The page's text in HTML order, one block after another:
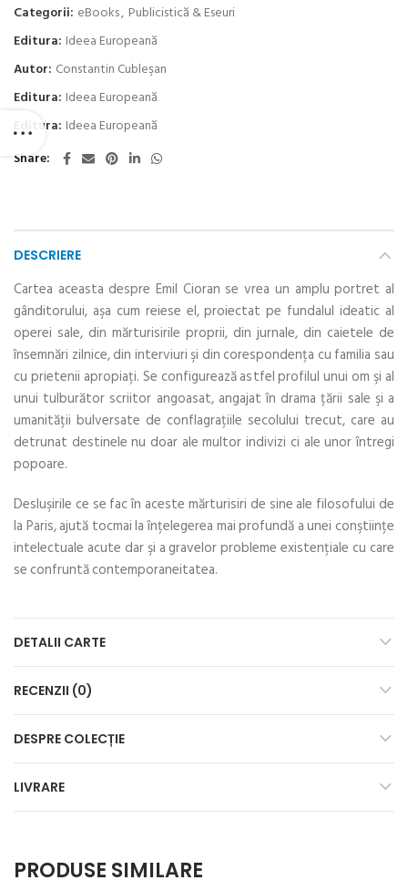
Categorii: eBooks, Publicistică & Eseuri
Editura: Ideea Europeană
Autor: Constantin Cubleşan
Editura: Ideea Europeană
Editura: Ideea Europeană
Share
DESCRIERE
Cartea aceasta despre Emil Cioran se vrea un amplu portret al
gânditorului, aşa cum reiese el, proiectat pe fundalul ideatic al
operei sale, din mărturisirile proprii, din jurnale, din caietele de
însemnări zilnice, din interviuri şi din corespondenţa cu familia sau
cu prietenii apropiaţi. Se configurează astfel profilul unui om şi al
unui tulburător scriitor angoasat, angajat în drama ţării sale şi a
umanităţii bulversate de conflagraţiile secolului trecut, care au
detrunat destinele nu doar ale multor indivizi ci ale unor întregi
popoare.
Desluşirile ce se fac în aceste mărturisiri de sine ale filosofului de
la Paris, ajută tocmai la înţelegerea mai profundă a unei conştiinţe
intelectuale acute dar şi a gravelor probleme existenţiale cu care
se confruntă contemporaneitatea.
DETALII CARTE
RECENZII (0)
DESPRE COLECȚIE
LIVRARE
PRODUSE SIMILARE